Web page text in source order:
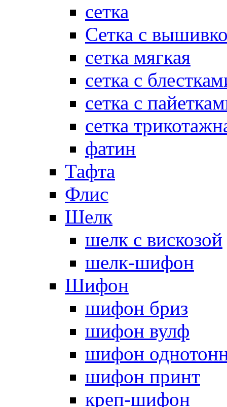
сетка
Сетка с
сетка мягкая
сетка с
сетка с
сетка
фатин
Тафта
Флис
Шелк
шелк с вискозой
шелк-шифон
Шифон
шифон бриз
шифон вулф
шифон
шифон принт
креп-шифон